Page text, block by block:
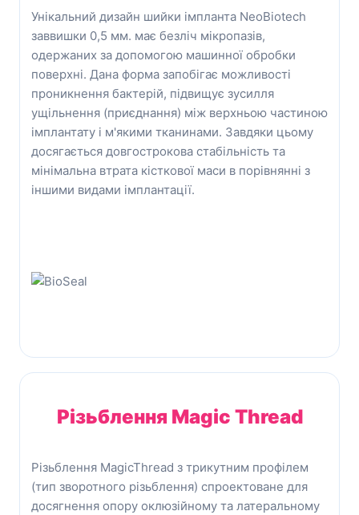
Унікальний дизайн шийки імпланта NeoBiotech
заввишки 0,5 мм. має безліч мікропазів,
одержаних за допомогою машинної обробки
поверхні. Дана форма запобігає можливості
проникнення бактерій, підвищує зусилля
ущільнення (приєднання) між верхньою частиною
імплантату і м'якими тканинами. Завдяки цьому
досягається довгострокова стабільність та
мінімальна втрата кісткової маси в порівнянні з
іншими видами імплантації.
Різьблення Magic Thread
Різьблення MagicThread з трикутним профілем
(тип зворотного різьблення) спроектоване для
досягнення опору оклюзійному та латеральному